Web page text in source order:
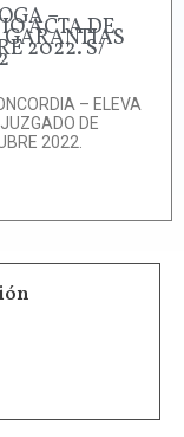
–
ACTA DE
GARANTIAS
2022. S/
– ELEVA
DE
2022.